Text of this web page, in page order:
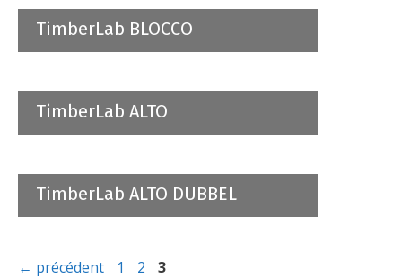
TimberLab BLOCCO
TimberLab ALTO
TimberLab ALTO DUBBEL
← précédent Page
1 Page
2 Page
3